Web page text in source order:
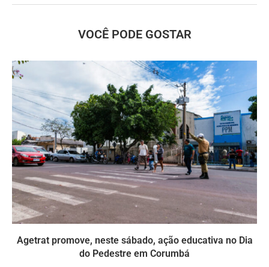
VOCÊ PODE GOSTAR
Agetrat promove, neste sábado, ação educativa no Dia
do Pedestre em Corumbá